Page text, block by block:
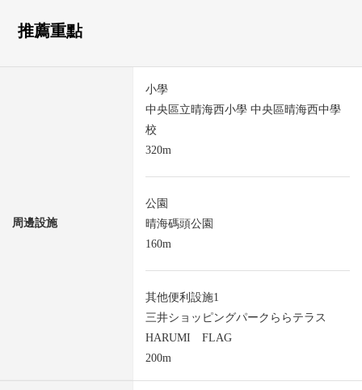
推薦重點
周邊設施
小學
中央區立晴海西小學 中央區晴海西中學
校
320m
公園
晴海碼頭公園
160m
其他便利設施1
三井ショッピングパークららテラス
HARUMI FLAG
200m